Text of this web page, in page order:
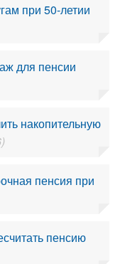
при 50-летии
для пенсии
накопительную
пенсия при
пенсию